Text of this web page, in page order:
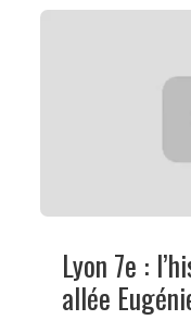
Lyon 7e :
allée